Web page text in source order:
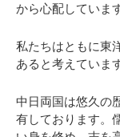
から心配していま
私たちはともに東
あると考えていま
中日両国は悠久の
有しております。